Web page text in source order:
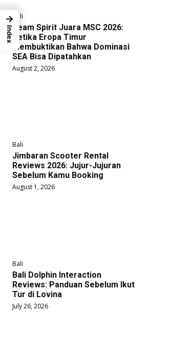
Bali
Team Spirit Juara MSC 2026:
Ketika Eropa Timur
Membuktikan Bahwa Dominasi
SEA Bisa Dipatahkan
August 2, 2026
Bali
Jimbaran Scooter Rental
Reviews 2026: Jujur-Jujuran
Sebelum Kamu Booking
August 1, 2026
Bali
Bali Dolphin Interaction
Reviews: Panduan Sebelum Ikut
Tur di Lovina
July 26, 2026
→
Index